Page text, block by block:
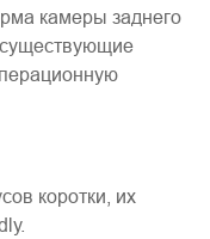
​​камеры заднего
существующие
коротки, их